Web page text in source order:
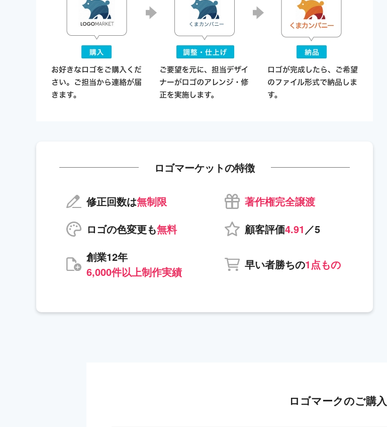
ロゴマーケットの特徴
修正回数は無制限
著作権完全譲渡
ロゴの色変更も無料 顧客評価4.91 ／5
創業12年
6,000件以上制作実績
早い者勝ちの1点もの
ロゴマークのご購入